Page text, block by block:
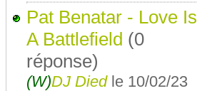
Pat Benatar - Love Is
A Battlefield (0
réponse)
(W)DJ Died le 10/02/23